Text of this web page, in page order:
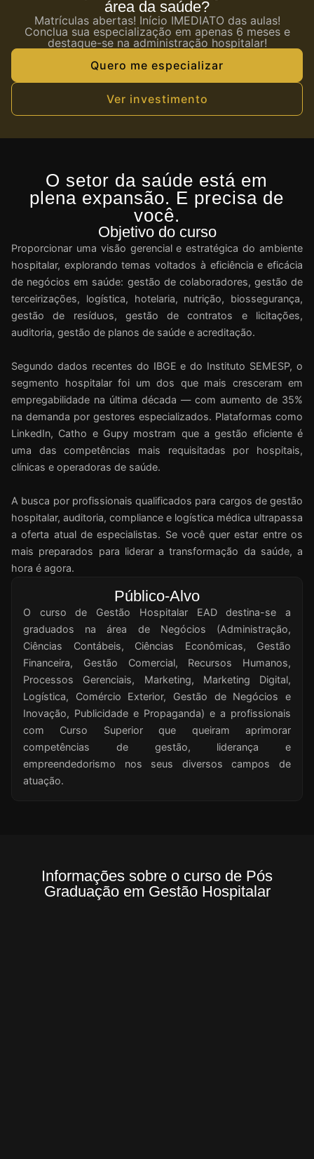
área da saúde?
Matrículas abertas! Início IMEDIATO das aulas!
Conclua sua especialização em apenas 6 meses e
destaque-se na administração hospitalar!
Quero me especializar
Ver investimento
O setor da saúde está em
plena expansão. E precisa de
você.
Objetivo do curso
Proporcionar uma visão gerencial e estratégica do ambiente
hospitalar, explorando temas voltados à eficiência e eficácia
de negócios em saúde: gestão de colaboradores, gestão de
terceirizações, logística, hotelaria, nutrição, biossegurança,
gestão de resíduos, gestão de contratos e licitações,
auditoria, gestão de planos de saúde e acreditação.
Segundo dados recentes do IBGE e do Instituto SEMESP, o
segmento hospitalar foi um dos que mais cresceram em
empregabilidade na última década — com aumento de 35%
na demanda por gestores especializados. Plataformas como
LinkedIn, Catho e Gupy mostram que a gestão eficiente é
uma das competências mais requisitadas por hospitais,
clínicas e operadoras de saúde.
A busca por profissionais qualificados para cargos de gestão
hospitalar, auditoria, compliance e logística médica ultrapassa
a oferta atual de especialistas. Se você quer estar entre os
mais preparados para liderar a transformação da saúde, a
hora é agora.
Público-Alvo
O curso de Gestão Hospitalar EAD destina-se a
graduados na área de Negócios (Administração,
Ciências Contábeis, Ciências Econômicas, Gestão
Financeira, Gestão Comercial, Recursos Humanos,
Processos Gerenciais, Marketing, Marketing Digital,
Logística, Comércio Exterior, Gestão de Negócios e
Inovação, Publicidade e Propaganda) e a profissionais
com Curso Superior que queiram aprimorar
competências de gestão, liderança e
empreendedorismo nos seus diversos campos de
atuação.
Informações sobre o curso de Pós
Graduação em Gestão Hospitalar